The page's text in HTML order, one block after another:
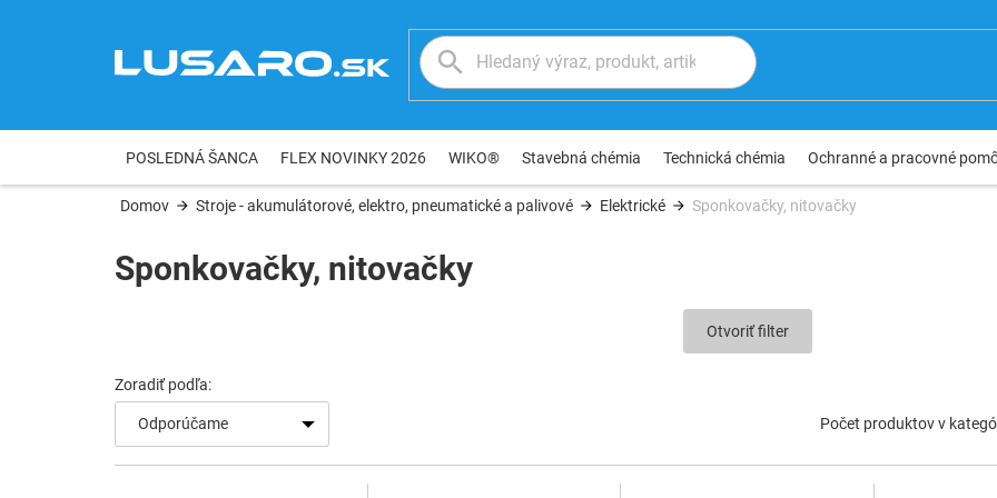
POSLEDNÁ ŠANCA FLEX NOVINKY 2026 WIKO® Stavebná chémia Technická chémia Ochranné a pracovné
Domov Stroje - akumulátorové, elektro, pneumatické a palivové Elektrické Sponkovačky, nitovačky
Sponkovačky, nitovačky
Odporúčame Počet produktov v
Otvoriť filter
i
p
r